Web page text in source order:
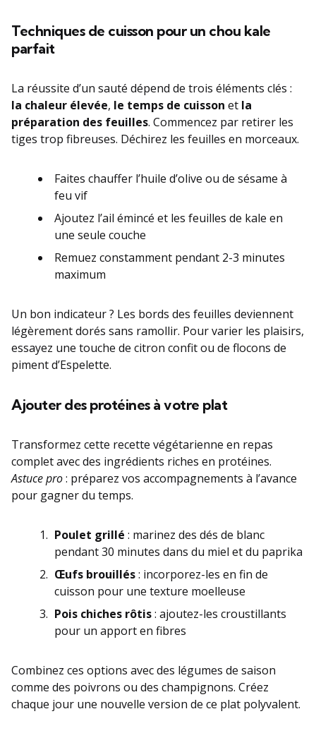
Techniques de cuisson pour un chou kale
parfait
La réussite d’un sauté dépend de trois éléments clés :
la chaleur élevée, le temps de cuisson et la
préparation des feuilles. Commencez par retirer les
tiges trop fibreuses. Déchirez les feuilles en morceaux.
Faites chauffer l’huile d’olive ou de sésame à
feu vif
Ajoutez l’ail émincé et les feuilles de kale en
une seule couche
Remuez constamment pendant 2-3 minutes
maximum
Un bon indicateur ? Les bords des feuilles deviennent
légèrement dorés sans ramollir. Pour varier les plaisirs,
essayez une touche de citron confit ou de flocons de
piment d’Espelette.
Ajouter des protéines à votre plat
Transformez cette recette végétarienne en repas
complet avec des ingrédients riches en protéines.
Astuce pro: préparez vos accompagnements à l’avance
pour gagner du temps.
Poulet grillé : marinez des dés de blanc
pendant 30 minutes dans du miel et du paprika
Œufs brouillés: incorporez-les en fin de
cuisson pour une texture moelleuse
Pois chiches rôtis: ajoutez-les croustillants
pour un apport en fibres
Combinez ces options avec des légumes de saison
comme des poivrons ou des champignons. Créez
chaque jour une nouvelle version de ce plat polyvalent.